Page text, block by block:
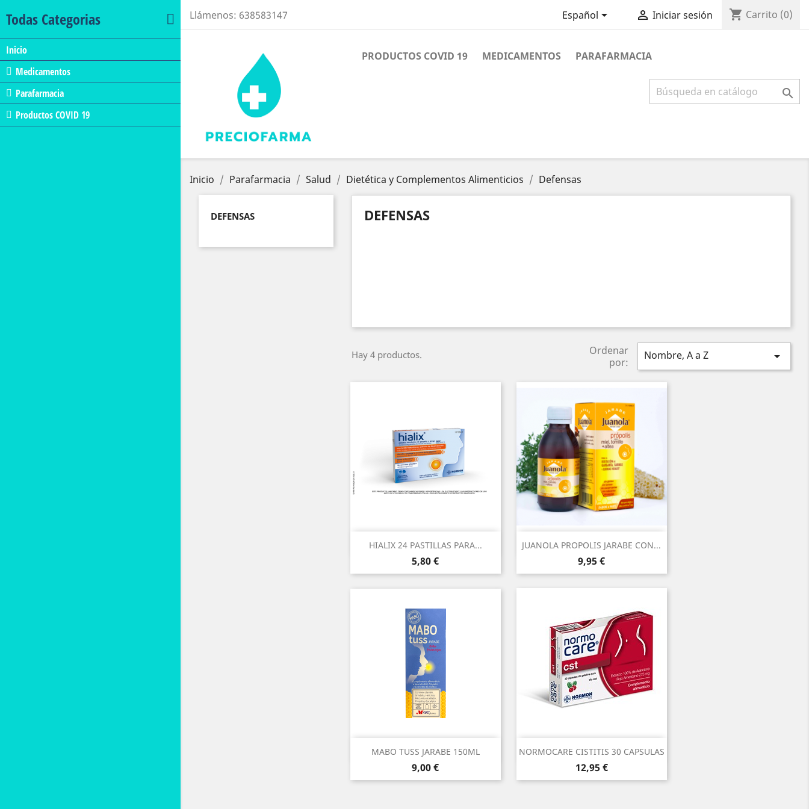
Todas Categorias
Inicio
Medicamentos
Parafarmacia
Productos COVID 19
Llámenos: 638583147 Español  Iniciar sesión shopping_cart Carrito (0)
PRODUCTOS COVID 19 MEDICAMENTOS PARAFARMACIA

Inicio Parafarmacia Salud Dietética y Complementos Alimenticios Defensas
DEFENSAS DEFENSAS
Hay 4 productos.
Ordenar
por:
Nombre, A a Z 
HIALIX 24 PASTILLAS PARA...
Precio
5,80 €
Vista rápida JUANOLA PROPOLIS JARABE CON...
Precio
9,95 €
Vista rápida
MABO TUSS JARABE 150ML
Precio
9,00 €
Vista rápida NORMOCARE CISTITIS 30 CAPSULAS
Precio
12,95 €
Vista rápida